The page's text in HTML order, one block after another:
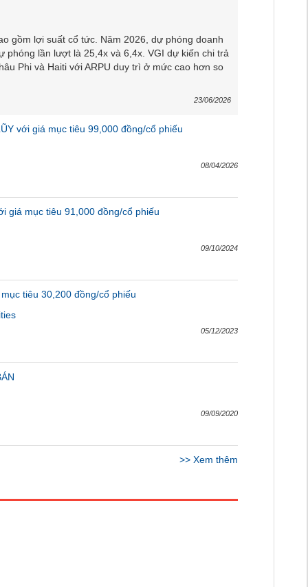
gồm lợi suất cổ tức. Năm 2026, dự phóng doanh
phóng lần lượt là 25,4x và 6,4x. VGI dự kiến chi trả
Phi và Haiti với ARPU duy trì ở mức cao hơn so
23/06/2026
với giá mục tiêu 99,000 đồng/cổ phiếu
08/04/2026
giá mục tiêu 91,000 đồng/cổ phiếu
09/10/2024
tiêu 30,200 đồng/cổ phiếu
05/12/2023
09/09/2020
>> Xem thêm